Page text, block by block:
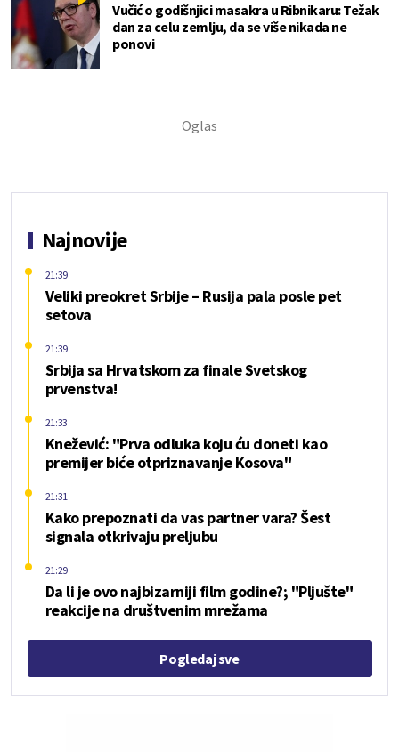
Vučić o godišnjici masakra u Ribnikaru: Težak
dan za celu zemlju, da se više nikada ne
ponovi
Najnovije
Veliki preokret Srbije – Rusija pala posle pet
setova
21:39
Srbija sa Hrvatskom za finale Svetskog
prvenstva!
21:39
Knežević: "Prva odluka koju ću doneti kao
premijer biće otpriznavanje Kosova"
21:33
Kako prepoznati da vas partner vara? Šest
signala otkrivaju preljubu
21:31
Da li je ovo najbizarniji film godine?; "Pljušte"
reakcije na društvenim mrežama
21:29
Pogledaj sve